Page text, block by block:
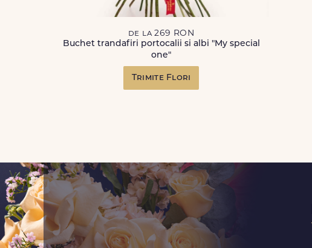
de la 269 RON
Buchet trandafiri portocalii si albi "My special
one"
Trimite Flori